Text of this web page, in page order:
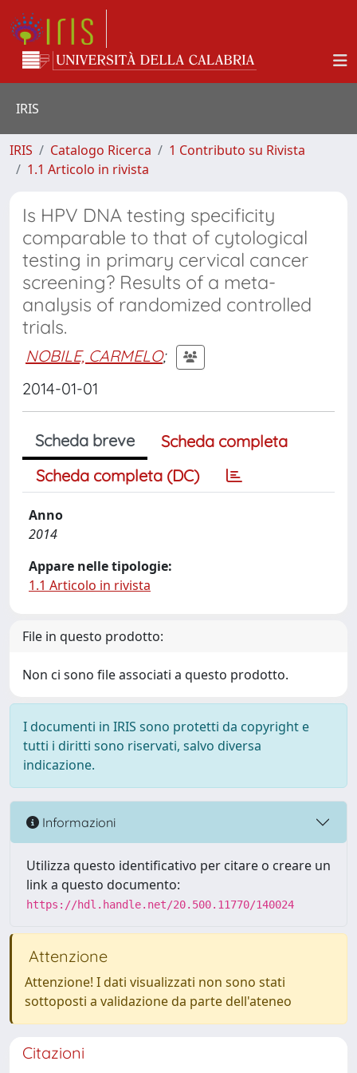
IRIS
IRIS Catalogo Ricerca
1 Contributo su Rivista
1.1 Articolo in rivista
Is HPV DNA testing specificity
comparable to that of cytological
testing in primary cervical cancer
screening? Results of a meta-
analysis of randomized controlled
trials.
NOBILE, CARMELO;
2014-01-01
Scheda breve
Scheda completa
Scheda completa (DC)
Anno
2014
Appare nelle tipologie:
1.1 Articolo in rivista
File in questo prodotto:
Non ci sono file associati a questo prodotto.
I documenti in IRIS sono protetti da copyright e
tutti i diritti sono riservati, salvo diversa
indicazione.
Informazioni
Utilizza questo identificativo per citare o creare un
link a questo documento:
https://hdl.handle.net/20.500.11770/140024
Attenzione
Attenzione! I dati visualizzati non sono stati
sottoposti a validazione da parte dell'ateneo
Citazioni